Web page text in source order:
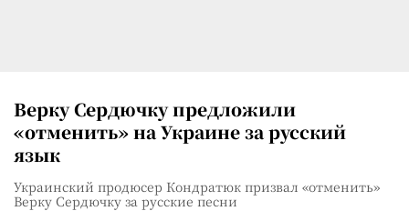
Верку Сердючку предложили
«отменить» на Украине за русский
язык
Украинский продюсер Кондратюк призвал «отменить»
Верку Сердючку за русские песни